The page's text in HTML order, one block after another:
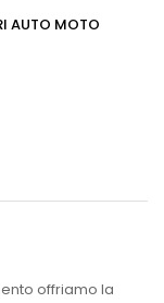
AUTO MOTO
offriamo la